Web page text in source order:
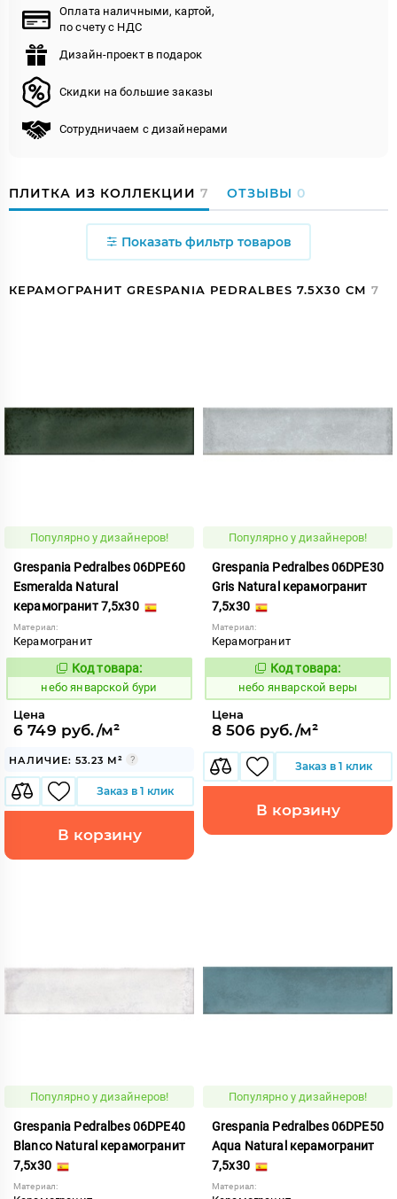
Оплата наличными, картой,
по счету с НДС
Дизайн-проект в подарок
Скидки на большие заказы
Сотрудничаем с дизайнерами
ПЛИТКА ИЗ КОЛЛЕКЦИИ 7 ОТЗЫВЫ 0
Показать фильтр товаров
КЕРАМОГРАНИТ GRESPANIA PEDRALBES 7.5X30 СМ 7
Популярно у дизайнеров!
Grespania Pedralbes 06DPE60
Esmeralda Natural
керамогранит 7,5x30
Материал:
Керамогранит
Код:
1124630
Код товара:
небо январской бури
Цена
6 749 руб./м²
НАЛИЧИЕ: 53.23 М²
Заказ в 1 клик
В корзину
Популярно у дизайнеров!
Grespania Pedralbes 06DPE30
Gris Natural керамогранит
7,5x30
Материал:
Керамогранит
Код:
1124633
Код товара:
небо январской веры
Цена
8 506 руб./м²
Заказ в 1 клик
В корзину
Популярно у дизайнеров!
Grespania Pedralbes 06DPE40
Blanco Natural керамогранит
7,5x30
Материал:
Популярно у дизайнеров!
Grespania Pedralbes 06DPE50
Aqua Natural керамогранит
7,5x30
Материал: